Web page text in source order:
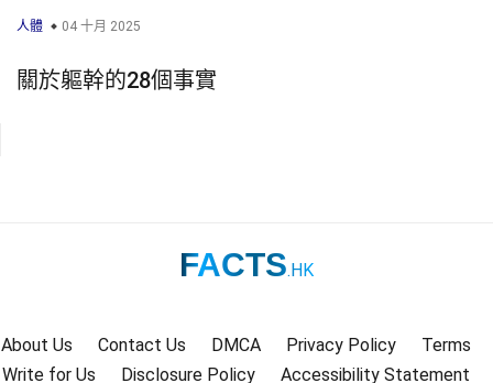
人體 04 十月 2025
關於軀幹的28個事實
FACTS.HK
About Us Contact Us DMCA Privacy Policy
Terms
Write for Us
Disclosure Policy Accessibility Statement